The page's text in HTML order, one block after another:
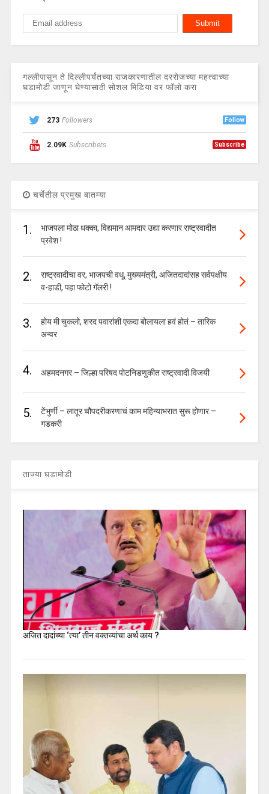
गल्लीपासून ते दिल्लीपर्यंतच्या राजकारणातील दररोजच्या महत्वाच्या
घडामोडी जाणून घेण्यासाठी सोशल मिडिया वर फॉलो करा
273 Followers Follow
2.09K Subscribers Subscribe
चर्चेतील प्रमुख बातम्या
1.
भाजपला मोठा धक्का, विद्यमान आमदार उद्या करणार राष्ट्रवादीत
प्रवेश !
2.
राष्ट्रवादीचा वर, भाजपची वधू, मुख्यमंत्री, अजितदादांसह सर्वपक्षीय
व-हाडी, पहा फोटो गॅलरी !
3.
होय मी चुकलो, शरद पवारांशी एकदा बोलायला हवं होतं – तारिक
अन्वर
4. अहमदनगर – जिल्हा परिषद पोटनिडणुकीत राष्ट्रवादी विजयी
5.
टेंभुर्णी – लातूर चौपदरीकरणाचं काम महिन्याभरात सुरू होणार –
गडकरी
ताज्या घडामोडी
अजित दादांच्या ‘त्या’ तीन वक्तव्यांचा अर्थ काय ?